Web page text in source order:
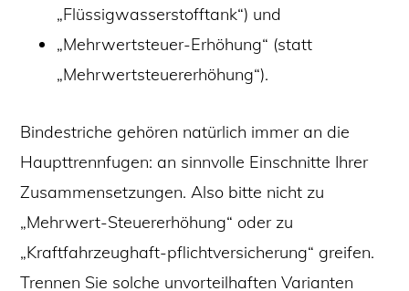
„Flüssigwasserstofftank“) und
„Mehrwertsteuer-Erhöhung“ (statt
„Mehrwertsteuererhöhung“).
Bindestriche gehören natürlich immer an die
Haupttrennfugen: an sinnvolle Einschnitte Ihrer
Zusammensetzungen. Also bitte nicht zu
„Mehrwert-Steuererhöhung“ oder zu
„Kraftfahrzeughaft-pflichtversicherung“ greifen.
Trennen Sie solche unvorteilhaften Varianten